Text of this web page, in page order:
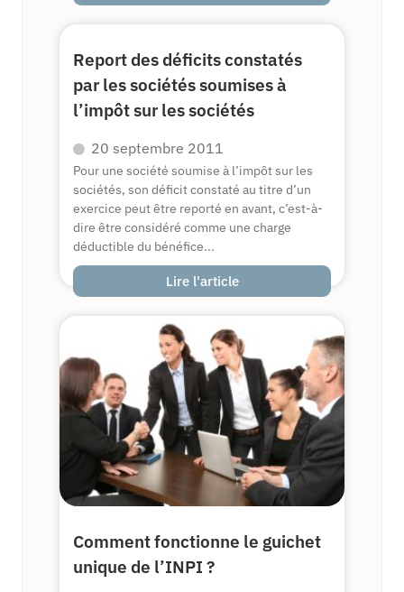
Report des déficits constatés
par les sociétés soumises à
l’impôt sur les sociétés
20 septembre 2011
Pour une société soumise à l’impôt sur les
sociétés, son déficit constaté au titre d’un
exercice peut être reporté en avant, c’est-à-
dire être considéré comme une charge
déductible du bénéfice...
Lire l'article
Comment fonctionne le guichet
unique de l’INPI ?